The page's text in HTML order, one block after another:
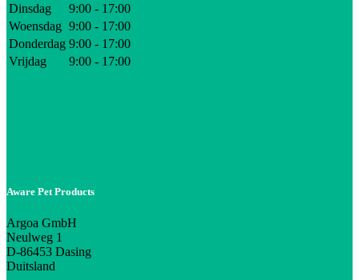
Dinsdag
9:00 - 17:00
Woensdag 9:00 - 17:00
Donderdag 9:00 - 17:00
Vrijdag
9:00 - 17:00
Aware Pet Products
Argoa GmbH
Neulweg 1
D-86453 Dasing
Duitsland